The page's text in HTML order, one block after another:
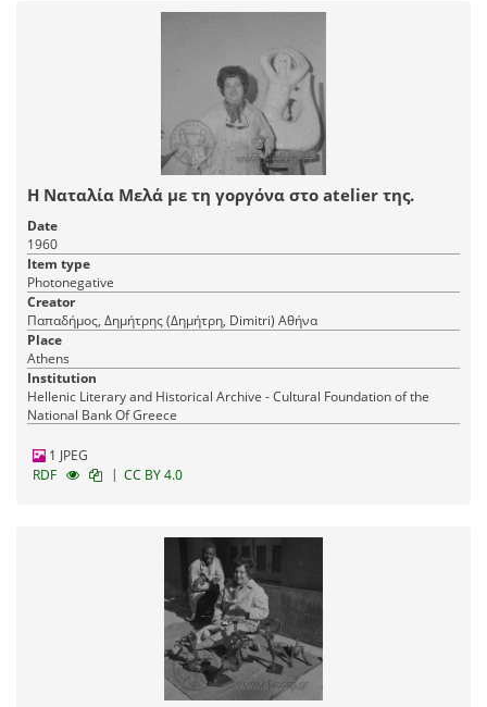
Η Ναταλία Μελά με τη γοργόνα στο atelier της.
Date
1960
Item type
Photonegative
Creator
Παπαδήμος, Δημήτρης (Δημήτρη, Dimitri) Αθήνα
Place
Athens
Institution
Hellenic Literary and Historical Archive - Cultural Foundation of the
National Bank Of Greece
1 JPEG
RDF
| CC BY 4.0